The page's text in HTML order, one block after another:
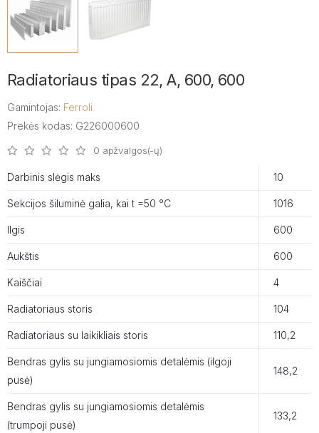
Radiatoriaus tipas 22, A, 600, 600
Gamintojas: Ferroli
Prekės kodas: G226000600
0 apžvalgos(-ų)
Darbinis slėgis maks 10
Sekcijos šiluminė galia, kai t =50 °C 1016
Ilgis 600
Aukštis 600
Kaiščiai 4
Radiatoriaus storis 104
Radiatoriaus su laikikliais storis 110,2
Bendras gylis su jungiamosiomis detalėmis (ilgoji
pusė)
148,2
Bendras gylis su jungiamosiomis detalėmis
(trumpoji pusė)
133,2